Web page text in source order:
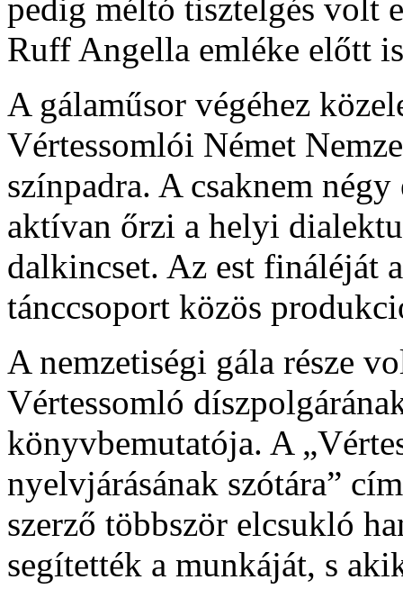
pedig méltó tisztelgés volt
Ruff Angella emléke előtt
A gálaműsor végéhez
Vértessomlói Német
színpadra. A csaknem
aktívan őrzi a helyi
dalkincset. Az est fináléját
tánccsoport közös
A nemzetiségi gála része
Vértessomló
könyvbemutatója. A
nyelvjárásának szótára”
szerző többször elcsukló
segítették a munkáját, s